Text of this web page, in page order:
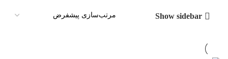
Show sidebar